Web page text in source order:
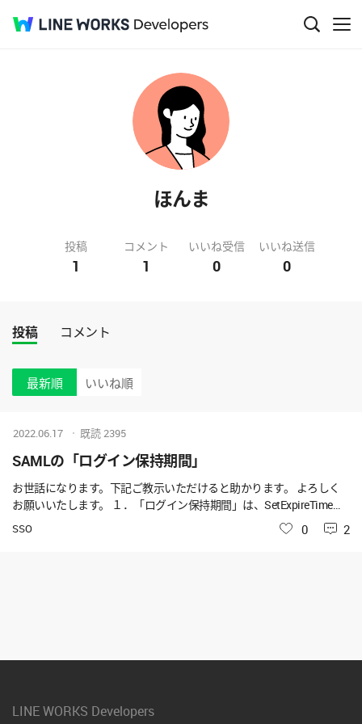
ほんま
投稿
1
コメント
1
いいね受信
0
いいね送信
0
投稿 コメント
最新順 いいね順
SAMLの「ログイン保持期間」
お世話になります。下記ご教示いただけると助かります。 よろしく
お願いいたします。 １．「ログイン保持期間」は、SetExpireTimeの
適用にチェックを入れた場合、モバイルアプリはSessionNotOnOrAft
er の値に従うようですが。ブラウザー版の場合はどのような仕様に
SSO
2022.06.17 既読2395
いいね
0 2
LINE WORKS Developers